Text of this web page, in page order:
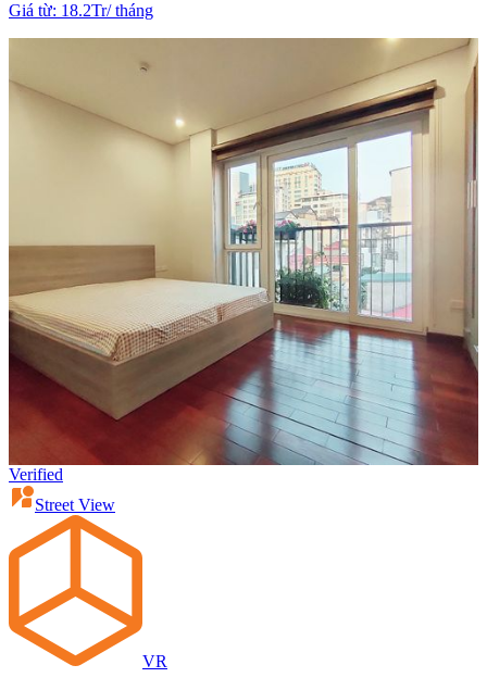
Giá từ: 18.2Tr/tháng
Verified
Street View
VR